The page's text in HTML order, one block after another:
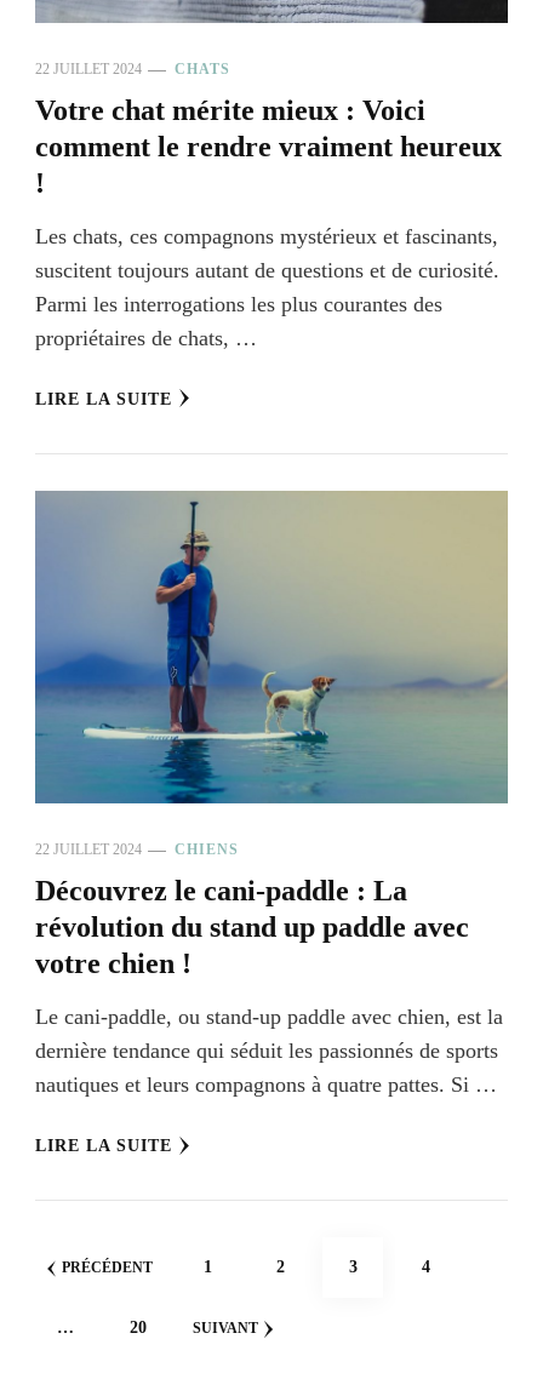
22 JUILLET 2024 CHATS
Votre chat mérite mieux : Voici
comment le rendre vraiment heureux
!
Les chats, ces compagnons mystérieux et fascinants,
suscitent toujours autant de questions et de curiosité.
Parmi les interrogations les plus courantes des
propriétaires de chats, …
LIRE LA SUITE
22 JUILLET 2024 CHIENS
Découvrez le cani-paddle : La
révolution du stand up paddle avec
votre chien !
Le cani-paddle, ou stand-up paddle avec chien, est la
dernière tendance qui séduit les passionnés de sports
nautiques et leurs compagnons à quatre pattes. Si …
LIRE LA SUITE
Pagination
PRÉCÉDENT PAGE
1 PAGE
2 PAGE
3 PAGE
4
… PAGE
20 SUIVANT